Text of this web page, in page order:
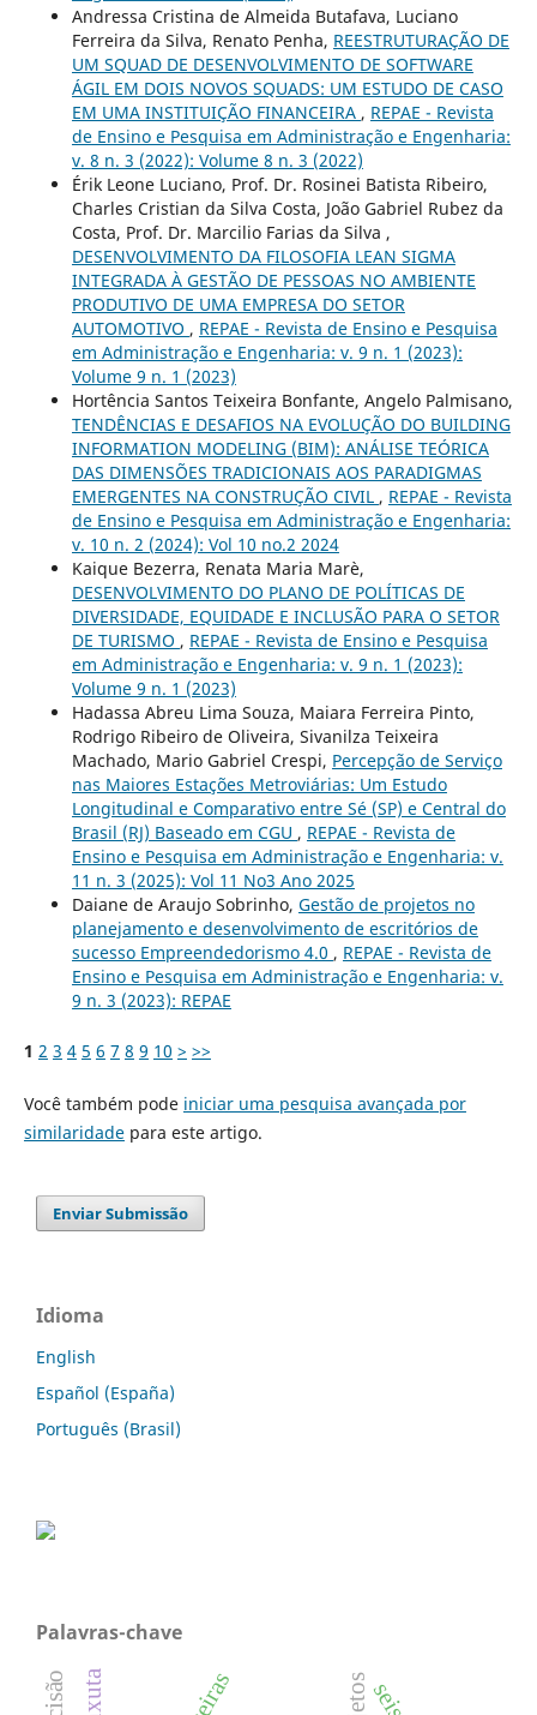
Andressa Cristina de Almeida Butafava, Luciano
Ferreira da Silva, Renato Penha, REESTRUTURAÇÃO DE
UM SQUAD DE DESENVOLVIMENTO DE SOFTWARE
ÁGIL EM DOIS NOVOS SQUADS: UM ESTUDO DE CASO
EM UMA INSTITUIÇÃO FINANCEIRA , REPAE - Revista
de Ensino e Pesquisa em Administração e Engenharia:
v. 8 n. 3 (2022): Volume 8 n. 3 (2022)
Érik Leone Luciano, Prof. Dr. Rosinei Batista Ribeiro,
Charles Cristian da Silva Costa, João Gabriel Rubez da
Costa, Prof. Dr. Marcilio Farias da Silva ,
DESENVOLVIMENTO DA FILOSOFIA LEAN SIGMA
INTEGRADA À GESTÃO DE PESSOAS NO AMBIENTE
PRODUTIVO DE UMA EMPRESA DO SETOR
AUTOMOTIVO , REPAE - Revista de Ensino e Pesquisa
em Administração e Engenharia: v. 9 n. 1 (2023):
Volume 9 n. 1 (2023)
Hortência Santos Teixeira Bonfante, Angelo Palmisano,
TENDÊNCIAS E DESAFIOS NA EVOLUÇÃO DO BUILDING
INFORMATION MODELING (BIM): ANÁLISE TEÓRICA
DAS DIMENSÕES TRADICIONAIS AOS PARADIGMAS
EMERGENTES NA CONSTRUÇÃO CIVIL , REPAE - Revista
de Ensino e Pesquisa em Administração e Engenharia:
v. 10 n. 2 (2024): Vol 10 no.2 2024
Kaique Bezerra, Renata Maria Marè,
DESENVOLVIMENTO DO PLANO DE POLÍTICAS DE
DIVERSIDADE, EQUIDADE E INCLUSÃO PARA O SETOR
DE TURISMO , REPAE - Revista de Ensino e Pesquisa
em Administração e Engenharia: v. 9 n. 1 (2023):
Volume 9 n. 1 (2023)
Hadassa Abreu Lima Souza, Maiara Ferreira Pinto,
Rodrigo Ribeiro de Oliveira, Sivanilza Teixeira
Machado, Mario Gabriel Crespi, Percepção de Serviço
nas Maiores Estações Metroviárias: Um Estudo
Longitudinal e Comparativo entre Sé (SP) e Central do
Brasil (RJ) Baseado em CGU , REPAE - Revista de
Ensino e Pesquisa em Administração e Engenharia: v.
11 n. 3 (2025): Vol 11 No3 Ano 2025
Daiane de Araujo Sobrinho, Gestão de projetos no
planejamento e desenvolvimento de escritórios de
sucesso Empreendedorismo 4.0 , REPAE - Revista de
Ensino e Pesquisa em Administração e Engenharia: v.
9 n. 3 (2023): REPAE
1 2 3 4 5 6 7 8 9 10 > >>
Você também pode iniciar uma pesquisa avançada por
similaridadepara este artigo.
Enviar Submissão
Idioma
English
Español (España)
Português (Brasil)
Palavras-chave